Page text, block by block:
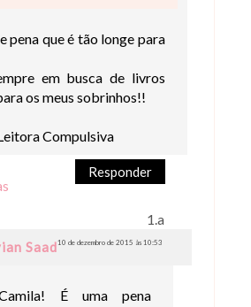
pena que é tão longe para
em busca de livros
os meus sobrinhos!!
Compulsiva
Responder
Saad10 de dezembro de 2015 às 10:53
É uma pena